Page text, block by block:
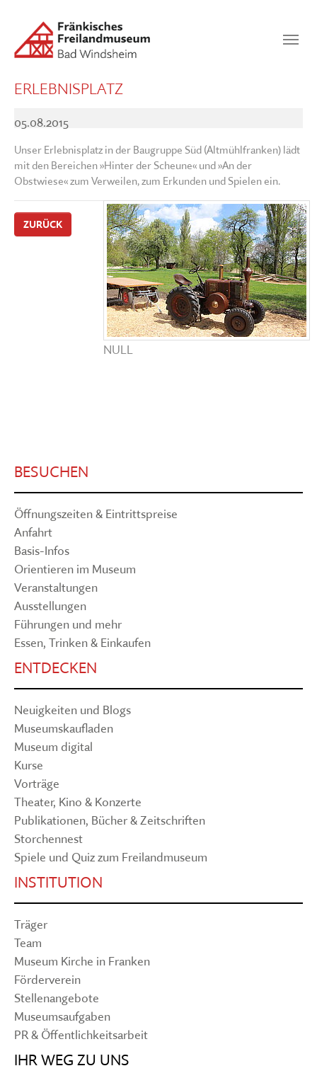
SUCHEN
ERLEBNISPLATZ
05.08.2015
Unser Erlebnisplatz in der Baugruppe Süd (Altmühlfranken) lädt
mit den Bereichen »Hinter der Scheune« und »An der
Obstwiese« zum Verweilen, zum Erkunden und Spielen ein.
NULL
ZURÜCK
BESUCHEN
Öffnungszeiten & Eintrittspreise
Anfahrt
Basis-Infos
Orientieren im Museum
Veranstaltungen
Ausstellungen
Führungen und mehr
Essen, Trinken & Einkaufen
ENTDECKEN
Neuigkeiten und Blogs
Museumskaufladen
Museum digital
Kurse
Vorträge
Theater, Kino & Konzerte
Publikationen, Bücher & Zeitschriften
Storchennest
Spiele und Quiz zum Freilandmuseum
INSTITUTION
Träger
Team
Museum Kirche in Franken
Förderverein
Stellenangebote
Museumsaufgaben
PR & Öffentlichkeitsarbeit
IHR WEG ZU UNS